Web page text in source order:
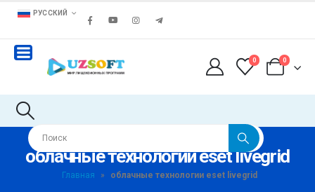
РУССКИЙ
0 0
облачные технологии eset livegrid
Главная » облачные технологии eset livegrid